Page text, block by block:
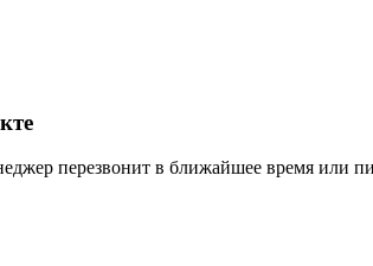
перезвонит в ближайшее время или